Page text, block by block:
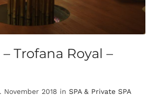
– Trofana Royal –
November 2018 in SPA & Private SPA